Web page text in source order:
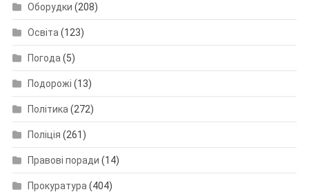
Оборудки (208)
Освіта (123)
Погода (5)
Подорожі (13)
Політика (272)
Поліція (261)
Правові поради (14)
Прокуратура (404)